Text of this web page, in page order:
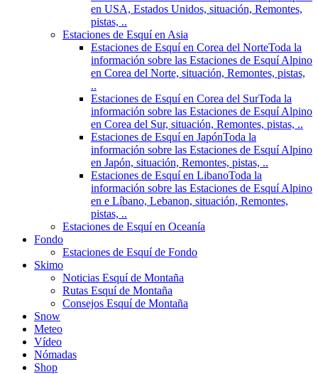
en USA, Estados Unidos, situación, Remontes,
pistas, ..
Estaciones de Esquí en Asia
Estaciones de Esquí en Corea del NorteToda la
información sobre las Estaciones de Esquí Alpino
en Corea del Norte, situación, Remontes, pistas,
..
Estaciones de Esquí en Corea del SurToda la
información sobre las Estaciones de Esquí Alpino
en Corea del Sur, situación, Remontes, pistas, ..
Estaciones de Esquí en JapónToda la
información sobre las Estaciones de Esquí Alpino
en Japón, situación, Remontes, pistas, ..
Estaciones de Esquí en LibanoToda la
información sobre las Estaciones de Esquí Alpino
en e Líbano, Lebanon, situación, Remontes,
pistas, ..
Estaciones de Esquí en Oceanía
Fondo
Estaciones de Esquí de Fondo
Skimo
Noticias Esquí de Montaña
Rutas Esquí de Montaña
Consejos Esquí de Montaña
Snow
Meteo
Vídeo
Nómadas
Shop